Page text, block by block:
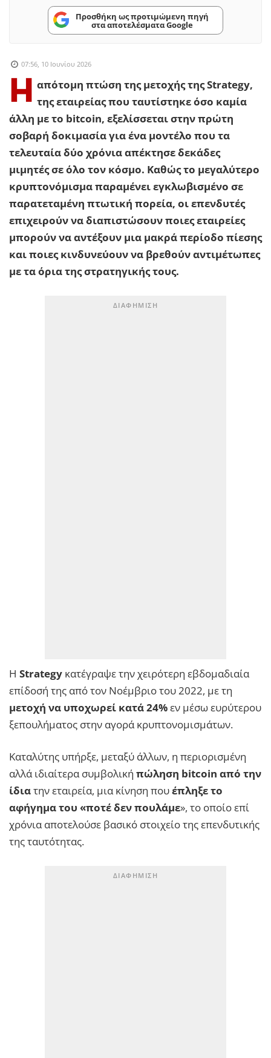
Προσθήκη ως προτιμώμενη πηγή
στα αποτελέσματα Google
07:56, 10 Ιουνίου 2026
Η
απότομη πτώση της μετοχής της Strategy,
της εταιρείας που ταυτίστηκε όσο καμία
άλλη με το bitcoin, εξελίσσεται στην πρώτη
σοβαρή δοκιμασία για ένα μοντέλο που τα
τελευταία δύο χρόνια απέκτησε δεκάδες
μιμητές σε όλο τον κόσμο. Καθώς το μεγαλύτερο
κρυπτονόμισμα παραμένει εγκλωβισμένο σε
παρατεταμένη πτωτική πορεία, οι επενδυτές
επιχειρούν να διαπιστώσουν ποιες εταιρείες
μπορούν να αντέξουν μια μακρά περίοδο πίεσης
και ποιες κινδυνεύουν να βρεθούν αντιμέτωπες
με τα όρια της στρατηγικής τους.
Η Strategy κατέγραψε την χειρότερη εβδομαδιαία
επίδοσή της από τον Νοέμβριο του 2022, με τη
μετοχή να υποχωρεί κατά 24%εν μέσω ευρύτερου
ξεπουλήματος στην αγορά κρυπτονομισμάτων.
Καταλύτης υπήρξε, μεταξύ άλλων, η περιορισμένη
αλλά ιδιαίτερα συμβολική πώληση bitcoin από την
ίδιατην εταιρεία, μια κίνηση πουέπληξε το
αφήγημα του «ποτέ δεν πουλάμε», το οποίο επί
χρόνια αποτελούσε βασικό στοιχείο της επενδυτικής
της ταυτότητας.